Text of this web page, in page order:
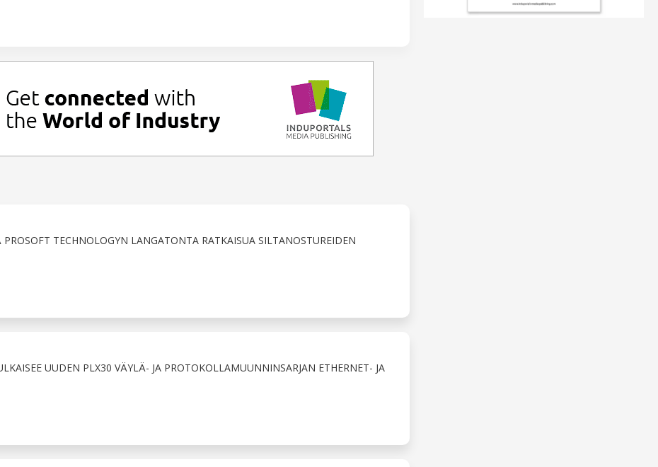
TECHNOLOGYN LANGATONTA RATKAISUA SILTANOSTUREIDEN
UUDEN PLX30 VÄYLÄ- JA PROTOKOLLAMUUNNINSARJAN ETHERNET- JA